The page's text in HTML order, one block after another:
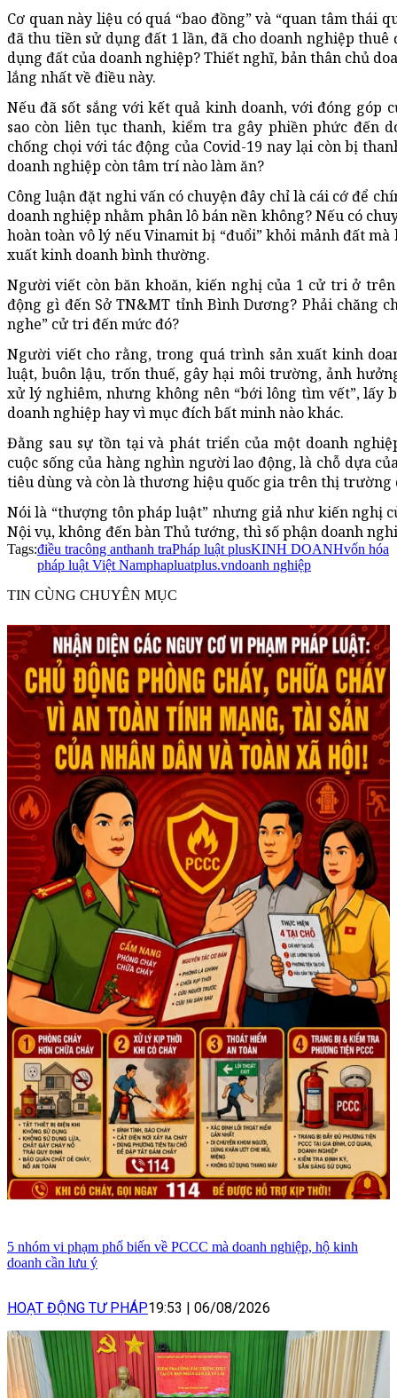
Cơ quan này liệu có quá “bao đồng” và “quan tâm thái
đã thu tiền sử dụng đất 1 lần, đã cho doanh nghiệp
dụng đất của doanh nghiệp? Thiết nghĩ, bản thân chủ
lắng nhất về điều này.
Nếu đã sốt sắng với kết quả kinh doanh, với đóng góp
sao còn liên tục thanh, kiểm tra gây phiền phức đến
chống chọi với tác động của Covid-19 nay lại còn bị
doanh nghiệp còn tâm trí nào làm ăn?
Công luận đặt nghi vấn có chuyện đây chỉ là cái cớ để
doanh nghiệp nhằm phân lô bán nền không? Nếu có
hoàn toàn vô lý nếu Vinamit bị “đuổi” khỏi mảnh đất
xuất kinh doanh bình thường.
Người viết còn băn khoăn, kiến nghị của 1 cử tri ở
động gì đến Sở TN&MT tỉnh Bình Dương? Phải chăng
nghe” cử tri đến mức đó?
Người viết cho rằng, trong quá trình sản xuất kinh
luật, buôn lậu, trốn thuế, gây hại môi trường, ảnh
xử lý nghiêm, nhưng không nên “bới lông tìm vết”, lấy
doanh nghiệp hay vì mục đích bất minh nào khác.
Đằng sau sự tồn tại và phát triển của một doanh
cuộc sống của hàng nghìn người lao động, là chỗ dựa
tiêu dùng và còn là thương hiệu quốc gia trên thị trường
Nói là “thượng tôn pháp luật” nhưng giả như kiến nghị
Nội vụ, không đến bàn Thủ tướng, thì số phận doanh
Tags:điều tracông anthanh traPháp luật plusKINH DOANHvốn hóa
pháp luật Việt Namphapluatplus.vndoanh nghiệp
TIN CÙNG CHUYÊN MỤC
5 nhóm vi phạm phổ biến về PCCC mà doanh nghiệp, hộ kinh
doanh cần lưu ý
HOẠT ĐỘNG TƯ PHÁP19:53 | 06/08/2026